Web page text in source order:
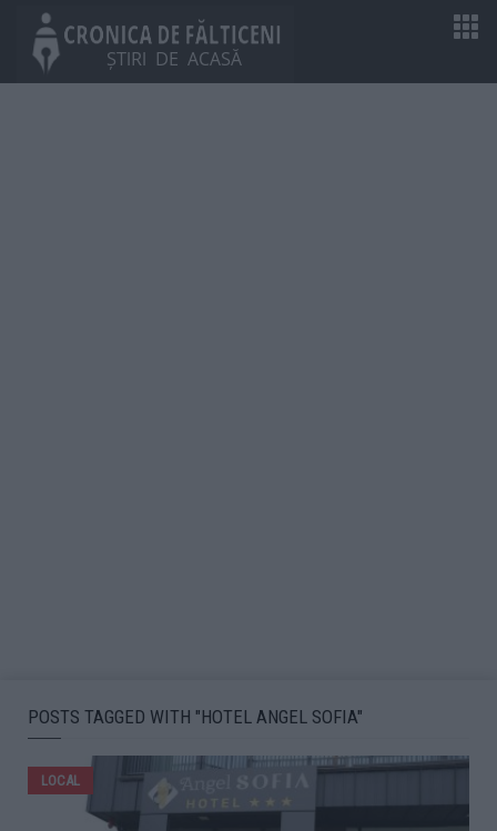
POSTS TAGGED WITH "HOTEL ANGEL SOFIA"
LOCAL